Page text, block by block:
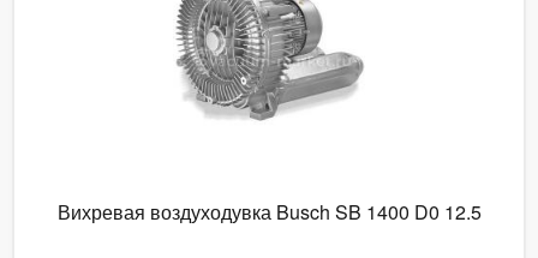
Вихревая воздуходувка Busch SB 1400 D0 12.5